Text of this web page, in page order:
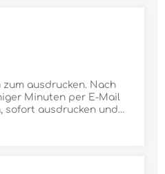
zum ausdrucken. Nach
Minuten per E-Mail
sofort ausdrucken und
ist der